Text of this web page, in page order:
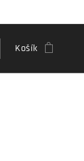
Košík